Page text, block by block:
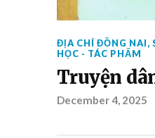
ĐỊA CHÍ ĐỒNG NAI,
HỌC - TÁC PHẨM
Truyện
December 4, 2025